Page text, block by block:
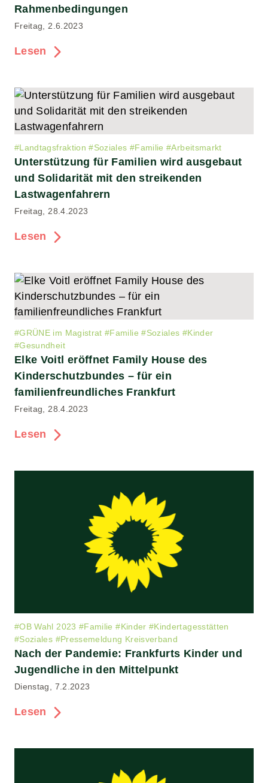
Rahmenbedingungen
Freitag, 2.6.2023
Lesen
#Landtagsfraktion #Soziales #Familie #Arbeitsmarkt
Unterstützung für Familien wird ausgebaut
und Solidarität mit den streikenden
Lastwagenfahrern
Freitag, 28.4.2023
Lesen
#GRÜNE im Magistrat #Familie #Soziales #Kinder
#Gesundheit
Elke Voitl eröffnet Family House des
Kinderschutzbundes – für ein
familienfreundliches Frankfurt
Freitag, 28.4.2023
Lesen
#OB Wahl 2023 #Familie #Kinder #Kindertagesstätten
#Soziales #Pressemeldung Kreisverband
Nach der Pandemie: Frankfurts Kinder und
Jugendliche in den Mittelpunkt
Dienstag, 7.2.2023
Lesen